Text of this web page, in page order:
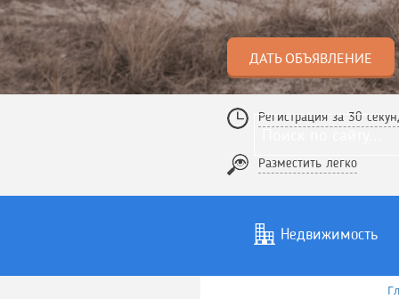
ДАТЬ ОБЪЯВЛЕНИЕ
Регистрация за 30
Разместить легко
Недвижимость